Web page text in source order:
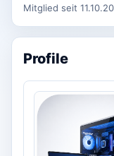
Mitglied seit
Profile